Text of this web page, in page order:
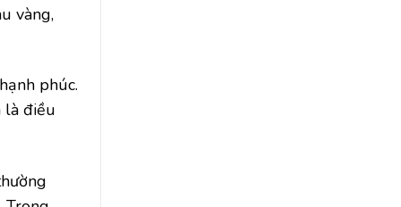
vàng,
phúc.
là điều